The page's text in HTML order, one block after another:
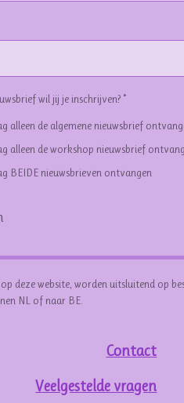
wil jij je inschrijven? *
alleen de algemene nieuwsbrief
alleen de workshop nieuwsbrief
BEIDE nieuwsbrieven ontvangen
deze website, worden uitsluitend op
NL of naar BE.
Contact
Veelgestelde vragen